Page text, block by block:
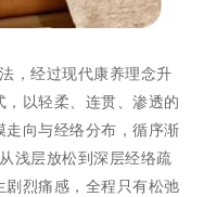
，经过现代康养理念升
以轻柔、连贯、渗透的
向与经络分布，循序渐
浅层放松到深层经络疏
烈痛感，全程只有松弛